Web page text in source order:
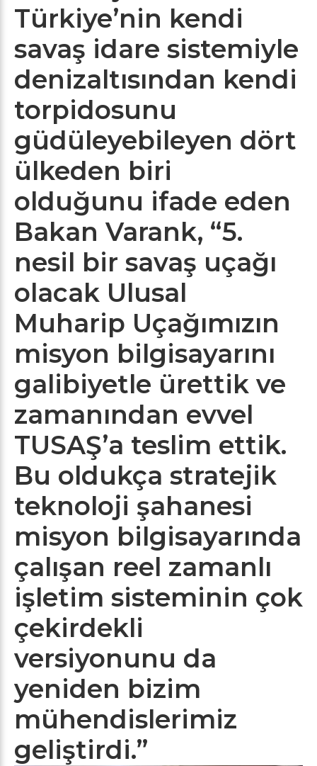
Türkiye’nin kendi
savaş idare sistemiyle
denizaltısından kendi
torpidosunu
güdüleyebileyen dört
ülkeden biri
olduğunu ifade eden
Bakan Varank, “5.
nesil bir savaş uçağı
olacak Ulusal
Muharip Uçağımızın
misyon bilgisayarını
galibiyetle ürettik ve
zamanından evvel
TUSAŞ’a teslim ettik.
Bu oldukça stratejik
teknoloji şahanesi
misyon bilgisayarında
çalışan reel zamanlı
işletim sisteminin çok
çekirdekli
versiyonunu da
yeniden bizim
mühendislerimiz
geliştirdi.”